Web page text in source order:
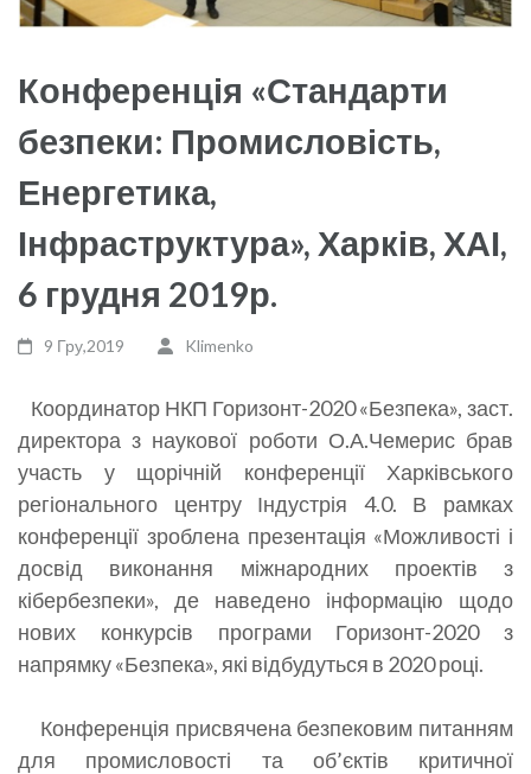
Конференція «Стандарти
безпеки: Промисловість,
Енергетика,
Інфраструктура», Харків, ХАІ,
6 грудня 2019р.
9 Гру,2019 Klimenko
Координатор НКП Горизонт-2020 «Безпека», заст.
директора з наукової роботи О.А.Чемерис брав
участь у щорічній конференції Харківського
регіонального центру Індустрія 4.0. В рамках
конференції зроблена презентація «Можливості і
досвід виконання міжнародних проектів з
кібербезпеки», де наведено інформацію щодо
нових конкурсів програми Горизонт-2020 з
напрямку «Безпека», які відбудуться в 2020 році.
Конференція присвячена безпековим питанням
для промисловості та об’єктів критичної